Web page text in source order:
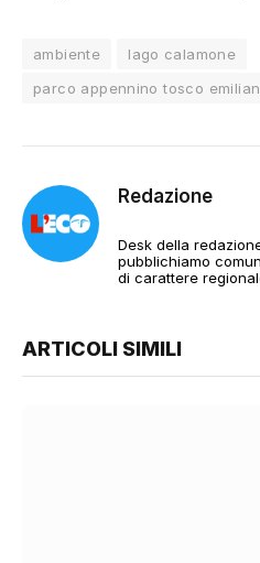
ambiente
lago calamone
parco appennino tosco
Redazione
Desk della
pubblichiamo
di carattere
ARTICOLI SIMILI